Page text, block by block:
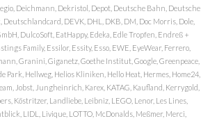
Deichmann, Dekristol, Depot, Deutsche Bahn, Deutsche
DEVK, DHL, DKB, DM, Doc Morris, Dole,
DulcoSoft, EatHappy, Edeka, Edle Tropfen, Endreß +
Family, Essilor, Essity, Esso, EWE, EyeWear, Ferrero,
Granini, Giganetz, Goethe Institut, Google, Greenpeace,
Park, Hellweg, Helios Kliniken, Hello Heat, Hermes, Home24,
Jobst, Jungheinrich, Karex, KATAG, Kaufland, Kerrygold,
Köstritzer, Landliebe, Leibniz, LEGO, Lenor, Les Lines,
LIDL, Livique, LOTTO, McDonalds, Meßmer, Merci,